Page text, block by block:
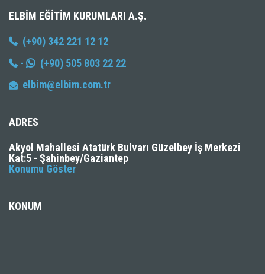
ELBIM EĞITIM KURUMLARI A.Ş.
(+90) 342 221 12 12
-
(+90) 505 803 22 22
elbim@elbim.com.tr
ADRES
Akyol Mahallesi Atatürk Bulvarı Güzelbey İş Merkezi
Kat:5 - Şahinbey/Gaziantep
Konumu Göster
KONUM